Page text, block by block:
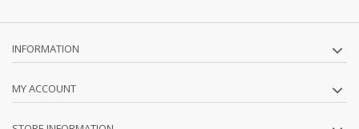
INFORMATION
MY ACCOUNT